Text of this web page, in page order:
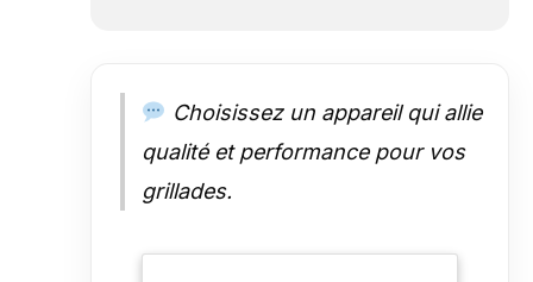
Choisissez un appareil qui allie
qualité et performance pour vos
grillades.